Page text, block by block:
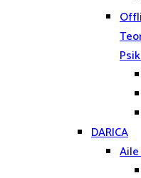
DARICA
Aile